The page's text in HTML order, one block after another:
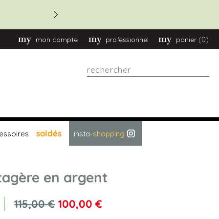
mon compte professionnel panier (0)
Rechercher
soldés insta-shopping
en argent
100,00 €
115,00 €